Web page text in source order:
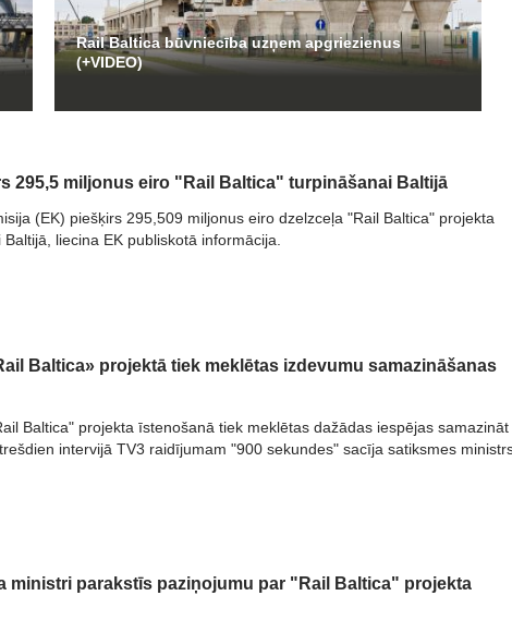
Rail Baltica būvniecība uzņem apgriezienus
(+VIDEO)
295,5 miljonus eiro "Rail Baltica" turpināšanai Baltijā
(EK) piešķirs 295,509 miljonus eiro dzelzceļa "Rail Baltica" projekta
liecina EK publiskotā informācija.
Baltica» projektā tiek meklētas izdevumu samazināšanas
Baltica" projekta īstenošanā tiek meklētas dažādas iespējas samazināt
intervijā TV3 raidījumam "900 sekundes" sacīja satiksmes
ministri parakstīs paziņojumu par "Rail Baltica" projekta